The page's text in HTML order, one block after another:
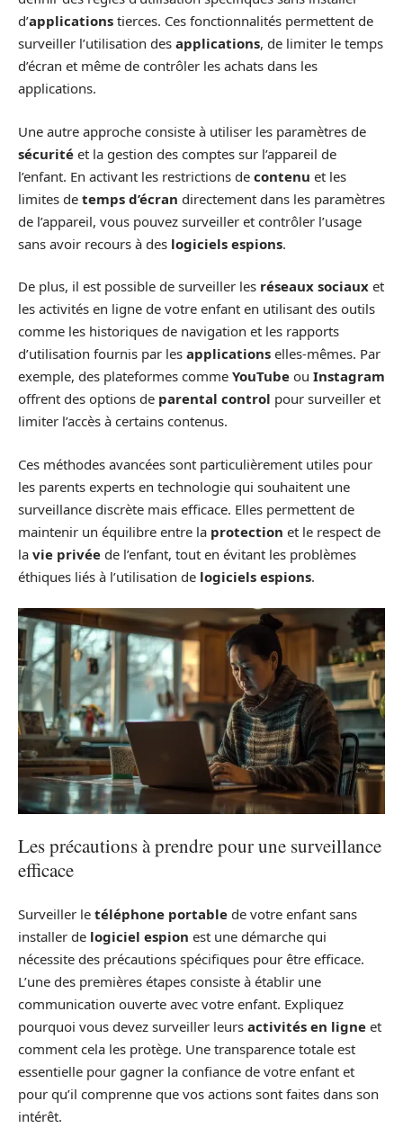
d’applications tierces. Ces fonctionnalités permettent de
surveiller l’utilisation des applications, de limiter le temps
d’écran et même de contrôler les achats dans les
applications.
Une autre approche consiste à utiliser les paramètres de
sécurité et la gestion des comptes sur l’appareil de
l’enfant. En activant les restrictions de contenu et les
limites de temps d’écran directement dans les paramètres
de l’appareil, vous pouvez surveiller et contrôler l’usage
sans avoir recours à des logiciels espions.
De plus, il est possible de surveiller les réseaux sociaux et
les activités en ligne de votre enfant en utilisant des outils
comme les historiques de navigation et les rapports
d’utilisation fournis par les applications elles-mêmes. Par
exemple, des plateformes comme YouTube ou Instagram
offrent des options de parental control pour surveiller et
limiter l’accès à certains contenus.
Ces méthodes avancées sont particulièrement utiles pour
les parents experts en technologie qui souhaitent une
surveillance discrète mais efficace. Elles permettent de
maintenir un équilibre entre la protection et le respect de
la vie privée de l’enfant, tout en évitant les problèmes
éthiques liés à l’utilisation de logiciels espions.
Les précautions à prendre pour une surveillance
efficace
Surveiller le téléphone portable de votre enfant sans
installer de logiciel espion est une démarche qui
nécessite des précautions spécifiques pour être efficace.
L’une des premières étapes consiste à établir une
communication ouverte avec votre enfant. Expliquez
pourquoi vous devez surveiller leurs activités en ligne et
comment cela les protège. Une transparence totale est
essentielle pour gagner la confiance de votre enfant et
pour qu’il comprenne que vos actions sont faites dans son
intérêt.